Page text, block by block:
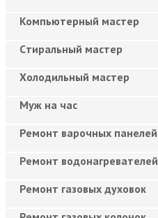
Компьютерный мастер
Cтиральный мастер
Холодильный мастер
Муж на час
Ремонт варочных панелей
Ремонт водонагревателей
Ремонт газовых духовок